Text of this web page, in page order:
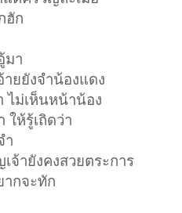
ฮัก
มา
ายยังจำน้องแดง
ไม่เห็นหน้าน้อง
ให้รู้เถิดว่า
ำ
จ้ายังคงสวยตระการ
ากจะทัก